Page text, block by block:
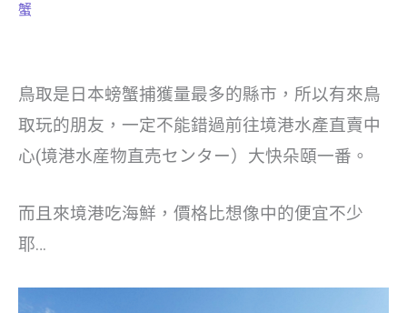
蟹
鳥取是日本螃蟹捕獲量最多的縣市，所以有來鳥
取玩的朋友，一定不能錯過前往境港⽔產直賣中
⼼(境港⽔産物直売センター）大快朵頤一番。
而且來境港吃海鮮，價格比想像中的便宜不少
耶…